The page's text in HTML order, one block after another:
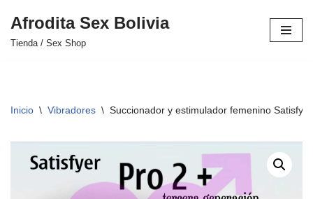
Saltar
Afrodita Sex Bolivia
Tienda / Sex Shop
Inicio \ Vibradores \ Succionador y estimulador femenino